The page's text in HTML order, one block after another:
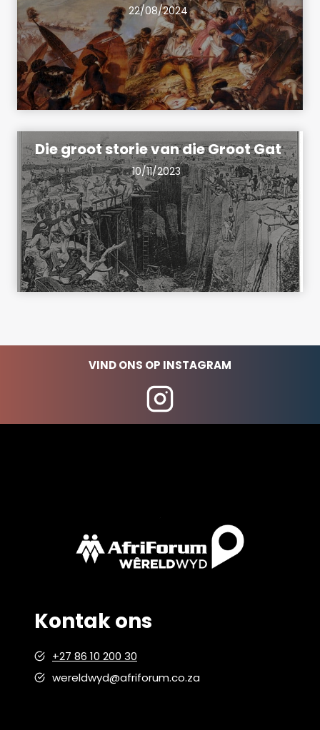
22/08/2024
Die groot storie van die Groot Gat
10/11/2023
VIND ONS OP INSTAGRAM
Kontak ons
+27 86 10 200 30
wereldwyd@afriforum.co.za